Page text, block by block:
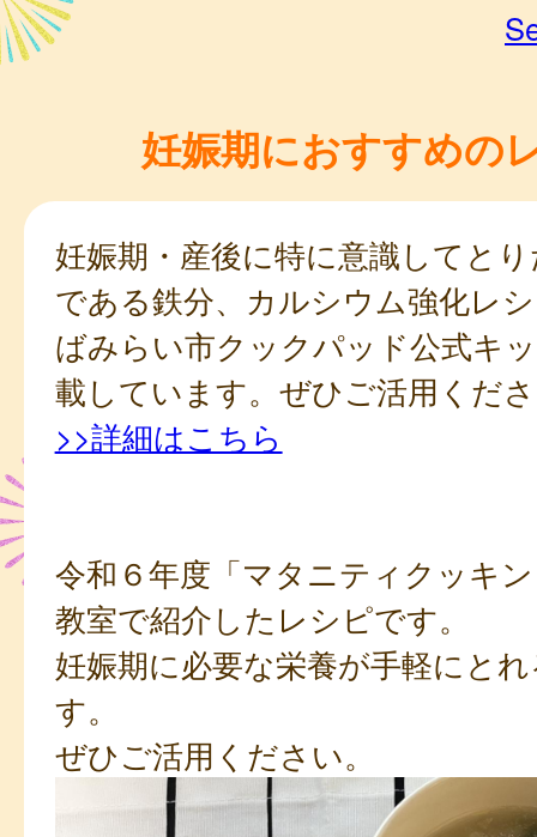
妊娠期におすすめの
妊娠期・産後に特に意識してと
である鉄分、カルシウム強化レ
ばみらい市クックパッド公式キ
載しています。ぜひご活用くだ
>>詳細はこちら
令和６年度「マタニティクッキ
教室で紹介したレシピです。
妊娠期に必要な栄養が手軽にと
す。
ぜひご活用ください。